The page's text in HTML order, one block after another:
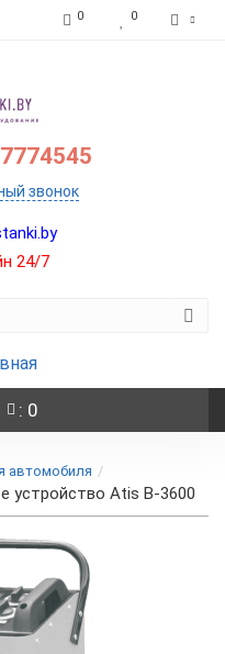
0 0
7774545
звонок
24/7
: 0
автомобиля
устройство Atis B-3600